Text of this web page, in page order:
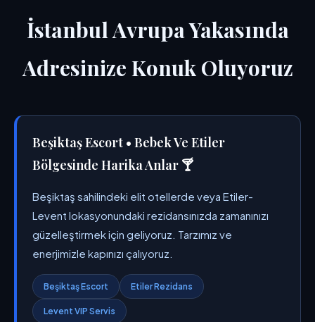
İstanbul Avrupa Yakasında
Adresinize Konuk Oluyoruz
Beşiktaş Escort • Bebek Ve Etiler
Bölgesinde Harika Anlar 🍸
Beşiktaş sahilindeki elit otellerde veya Etiler-
Levent lokasyonundaki rezidansınızda zamanınızı
güzelleştirmek için geliyoruz. Tarzımız ve
enerjimizle kapınızı çalıyoruz.
Beşiktaş Escort Etiler Rezidans
Levent VIP Servis